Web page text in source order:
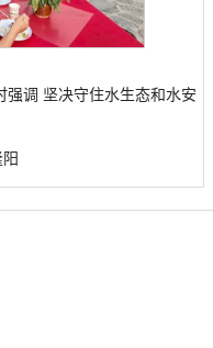
调 坚决守住水生态和水安